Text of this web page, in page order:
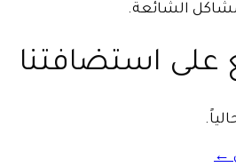
الشائعة.
على استضافتنا
←